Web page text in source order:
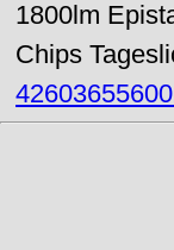
1800lm
Chips